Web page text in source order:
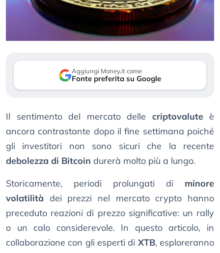
Aggiungi Money.it come
Fonte preferita su Google
Il sentimento del mercato delle criptovaluteè
ancora contrastante dopo il fine settimana poiché
gli investitori non sono sicuri che la recente
debolezza di Bitcoin durerà molto più a lungo.
Storicamente, periodi prolungati di minore
volatilità dei prezzi nel mercato crypto hanno
preceduto reazioni di prezzo significative: un rally
o un calo considerevole. In questo articolo, in
collaborazione con gli esperti di XTB, esploreranno